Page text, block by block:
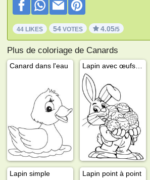
44 LIKES 54 VOTES 4.05/5
Plus de coloriage de Canards
Canard dans l'eau
Lapin simple Lapin point à point